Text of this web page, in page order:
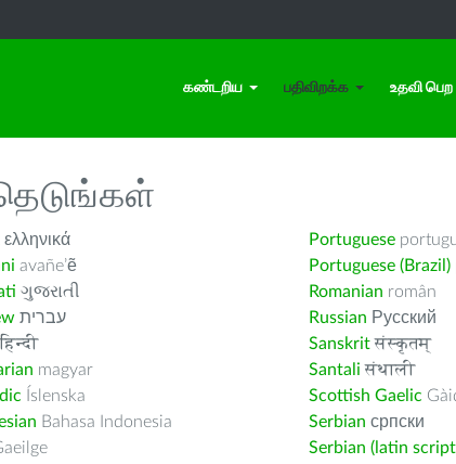
கண்டறிய பதிவிறக்க உதவி பெற
ελληνικά
avañe’ẽ
ગુજરાતી
עברית
हिन्दी
magyar
Íslenska
Bahasa Indonesia
Portuguese
Portuguese (Brazil)
Romanian român
Russian Русский
Sanskritसंस्कृतम्
Santali संथाली
Scottish Gaelic
Serbian српски
Serbian (latin